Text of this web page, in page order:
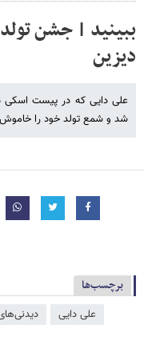
ببینید | جشن
دیزین
علی دایی که در پیست اسکی
شد و شمع تولد خود را
برچسب‌ها
علی دایی